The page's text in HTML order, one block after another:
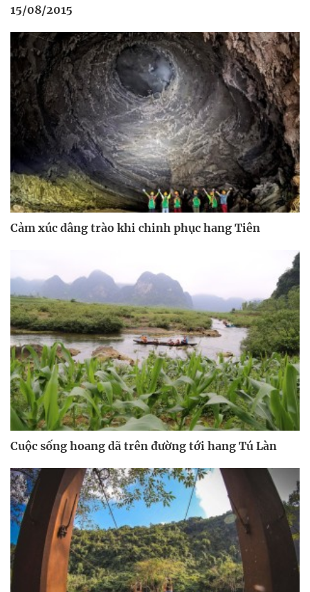
15/08/2015
Cảm xúc dâng trào khi chinh phục hang Tiên
Cuộc sống hoang dã trên đường tới hang Tú Làn